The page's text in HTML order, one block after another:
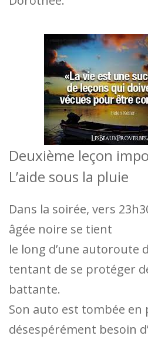
Deuxième leçon
L’aide sous la pluie
Dans la soirée, vers
âgée noire se tient
le long d’une autoroute
tentant de se protéger
battante.
Son auto est tombée en
désespérément besoin